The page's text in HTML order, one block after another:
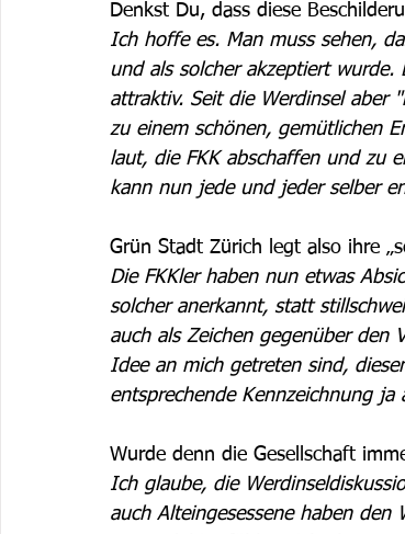
Denkst Du, dass diese
Ich hoffe es. Man muss sehen,
und als solcher akzeptiert wurde.
attraktiv. Seit die Werdinsel aber
zu einem schönen, gemütlichen
laut, die FKK abschaffen und zu
kann nun jede und jeder selber
Grün Stadt Zürich legt also ihre
Die FKKler haben nun etwas
solcher anerkannt, statt
auch als Zeichen gegenüber den
Idee an mich getreten sind,
entsprechende Kennzeichnung ja
Wurde denn die Gesellschaft
Ich glaube, die
auch Alteingesessene haben